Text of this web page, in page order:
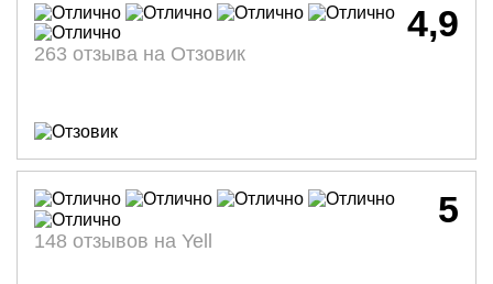
4,9
263 отзыва на Отзовик
5
148 отзывов на Yell